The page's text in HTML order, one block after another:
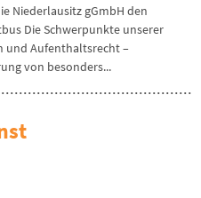
Niederlausitz gGmbH den
Die Schwerpunkte unserer
und Aufenthaltsrecht –
von besonders...